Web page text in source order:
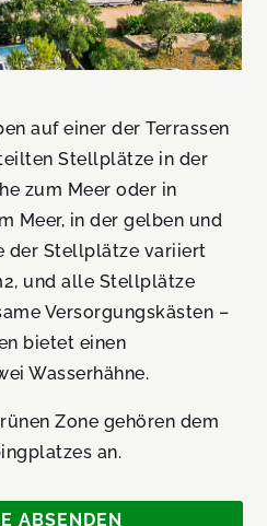
auf einer der Terrassen
Stellplätze in der
zum Meer oder in
Meer, in der gelben und
der Stellplätze variiert
und alle Stellplätze
Versorgungskästen –
bietet einen
Wasserhähne.
Zone gehören dem
an.
ABSENDEN